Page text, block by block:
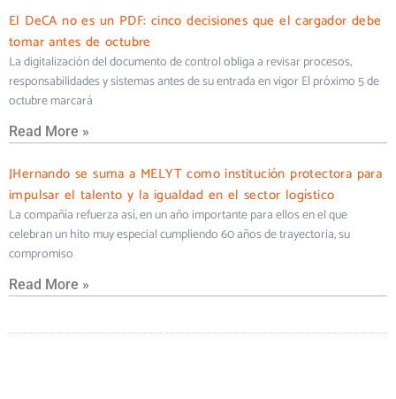
El DeCA no es un PDF: cinco decisiones que el cargador debe
tomar antes de octubre
La digitalización del documento de control obliga a revisar procesos,
responsabilidades y sistemas antes de su entrada en vigor El próximo 5 de
octubre marcará
Read More »
JHernando se suma a MELYT como institución protectora para
impulsar el talento y la igualdad en el sector logístico
La compañía refuerza así, en un año importante para ellos en el que
celebran un hito muy especial cumpliendo 60 años de trayectoria, su
compromiso
Read More »